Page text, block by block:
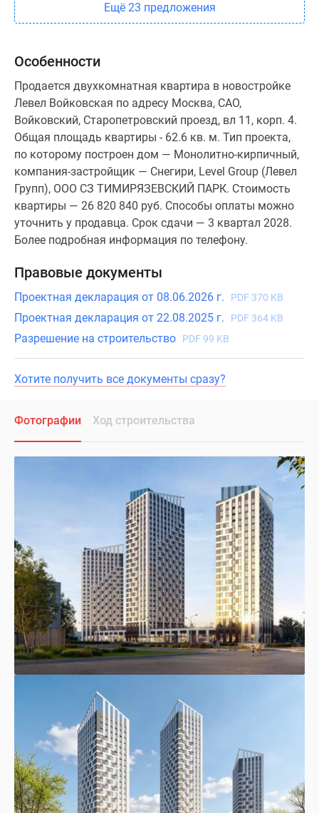
Ещё 23 предложения
Особенности
Продается двухкомнатная квартира в новостройке
Левел Войковская по адресу Москва, САО,
Войковский, Старопетровский проезд, вл 11, корп. 4.
Общая площадь квартиры - 62.6 кв. м. Тип проекта,
по которому построен дом — Монолитно-кирпичный,
компания-застройщик — Снегири, Level Group (Левел
Групп), ООО СЗ ТИМИРЯЗЕВСКИЙ ПАРК. Стоимость
квартиры — 26 820 840 руб. Способы оплаты можно
уточнить у продавца. Срок сдачи — 3 квартал 2028.
Более подробная информация по телефону.
Правовые документы
Проектная декларация от 08.06.2026 г. PDF 370 KB
Проектная декларация от 22.08.2025 г. PDF 364 KB
Разрешение на строительство PDF 99 KB
Хотите получить все документы сразу?
Фотографии Ход строительства